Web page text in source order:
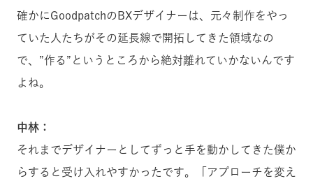
確かにGoodpatchのBXデザイナーは、元々制作をやっ
ていた人たちがその延長線で開拓してきた領域なの
で、”作る”というところから絶対離れていかないんです
よね。
中林：
それまでデザイナーとしてずっと手を動かしてきた僕か
らすると受け入れやすかったです。「アプローチを変え